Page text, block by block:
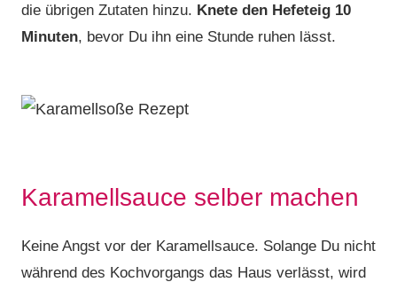
die übrigen Zutaten hinzu. Knete den Hefeteig 10
Minuten, bevor Du ihn eine Stunde ruhen lässt.
Karamellsauce selber machen
Keine Angst vor der Karamellsauce. Solange Du nicht
während des Kochvorgangs das Haus verlässt, wird